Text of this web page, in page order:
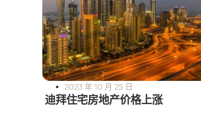
2023 年 10 月 25 日
迪拜住宅房地产价格上涨